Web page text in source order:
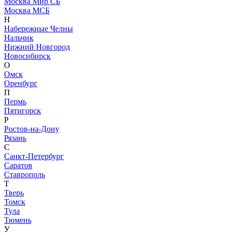
Москва МСБ
Н
Набережные Челны
Нальчик
Нижний Новгород
Новосибирск
О
Омск
Оренбург
П
Пермь
Пятигорск
Р
Ростов-на-Дону
Рязань
С
Санкт-Петербург
Саратов
Ставрополь
Т
Тверь
Томск
Тула
Тюмень
У